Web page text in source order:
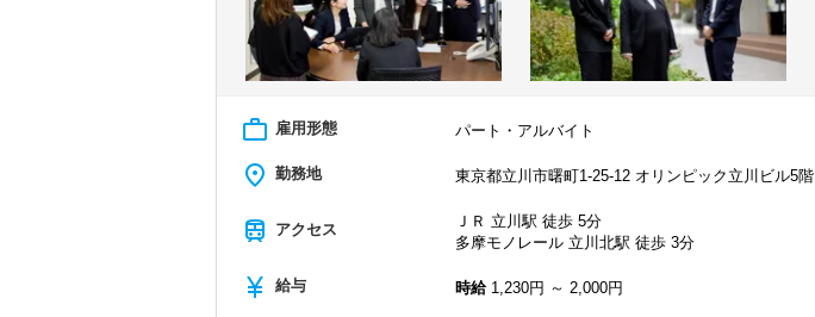
work_outline 雇用形態 パート・アルバイト
place 勤務地 東京都立川市曙町1-25-12 オリンピック立川ビル5階
train アクセス
ＪＲ 立川駅 徒歩 5分
多摩モノレール 立川北駅 徒歩 3分
currency_yen 給与 時給1,230円 ～ 2,000円